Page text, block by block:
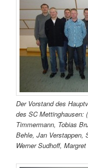
Der Vorstand des
des SC Mettinghausen:
Timmermann, Tobias
Behle, Jan Verstappen,
Werner Sudhoff,